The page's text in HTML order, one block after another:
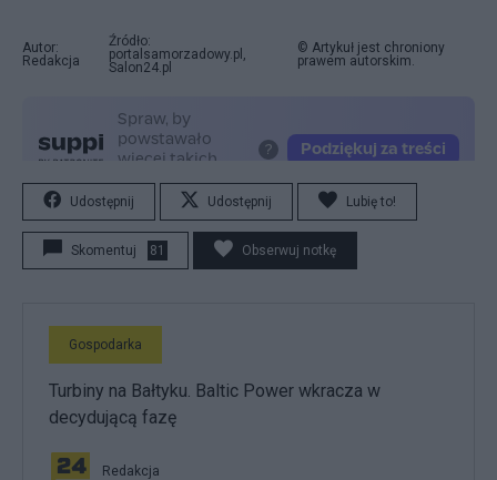
Autor:
Redakcja
Źródło:
portalsamorzadowy.pl,
Salon24.pl
© Artykuł jest chroniony
prawem autorskim.
Udostępnij Udostępnij Lubię to!
Skomentuj 81 Obserwuj notkę
Gospodarka
Turbiny na Bałtyku. Baltic Power wkracza w
decydującą fazę
Redakcja